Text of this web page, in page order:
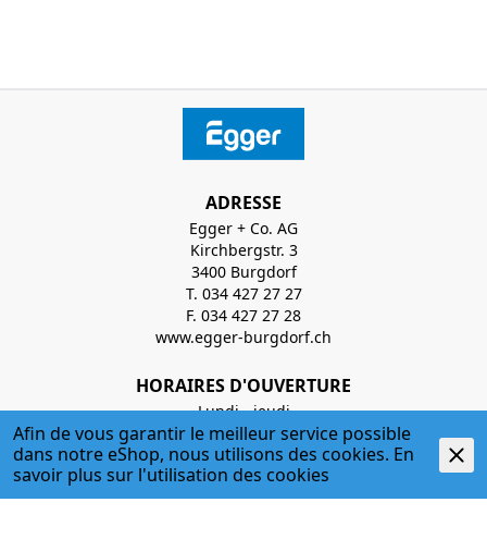
ADRESSE
Egger + Co. AG
Kirchbergstr. 3
3400 Burgdorf
T. 034 427 27 27
F. 034 427 27 28
www.egger-burgdorf.ch
HORAIRES D'OUVERTURE
Lundi - jeudi
07:00 Uhr - 12:00 Uhr; 13:00 Uhr - 17:30 Uhr
Vendredi
07:00 Uhr - 12:00 Uhr; 13:00 Uhr - 17:00 Uhr
Afin de vous garantir le meilleur service possible
dans notre eShop, nous utilisons des cookies. En
savoir plus sur l'utilisation des cookies